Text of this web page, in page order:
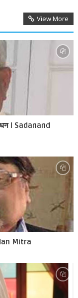
View More
l Sadanand
Mitra